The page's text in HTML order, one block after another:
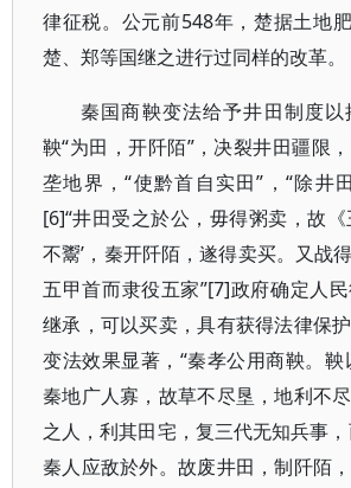
律征税。公元前548年，楚据土地肥
楚、郑等国继之进行过同样的改革。
秦国商鞅变法给予井田制度
鞅“为田，开阡陌”，决裂井田疆限
垄地界，“使黔首自实田”，“除井
[6]“井田受之於公，毋得粥卖，故《
不鬻’，秦开阡陌，遂得卖买。又战
五甲首而隶役五家”[7]政府确定人
继承，可以买卖，具有获得法律保
变法效果显著，“秦孝公用商鞅。
秦地广人寡，故草不尽垦，地利不
之人，利其田宅，复三代无知兵事
秦人应敌於外。故废井田，制阡陌